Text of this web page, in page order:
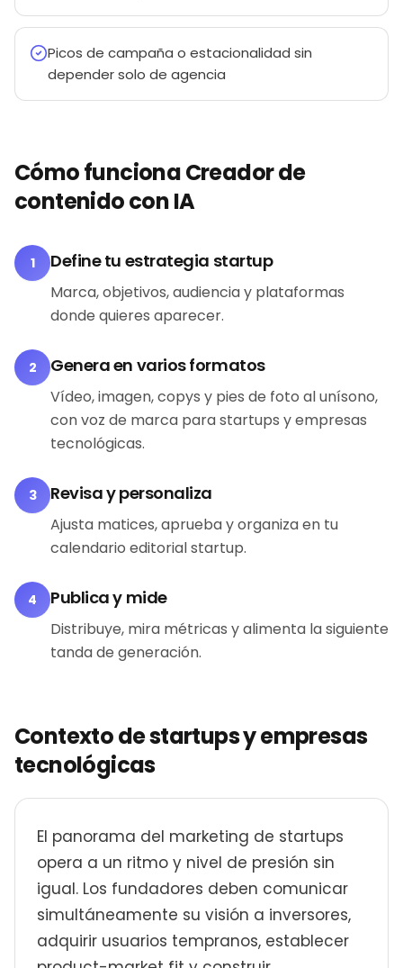
Picos de campaña o estacionalidad sin
depender solo de agencia
Cómo funciona Creador de
contenido con IA
1 Define tu estrategia startup
Marca, objetivos, audiencia y plataformas
donde quieres aparecer.
2 Genera en varios formatos
Vídeo, imagen, copys y pies de foto al unísono,
con voz de marca para startups y empresas
tecnológicas.
3 Revisa y personaliza
Ajusta matices, aprueba y organiza en tu
calendario editorial startup.
4 Publica y mide
Distribuye, mira métricas y alimenta la siguiente
tanda de generación.
Contexto de startups y empresas
tecnológicas
El panorama del marketing de startups
opera a un ritmo y nivel de presión sin
igual. Los fundadores deben comunicar
simultáneamente su visión a inversores,
adquirir usuarios tempranos, establecer